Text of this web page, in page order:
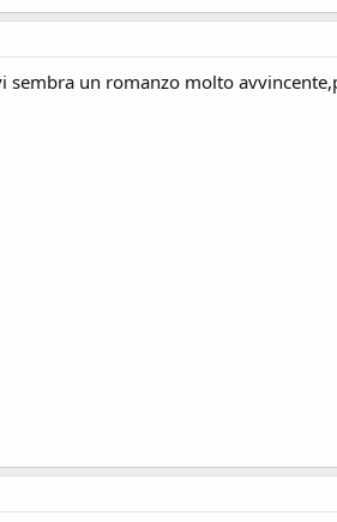
sembra un romanzo molto